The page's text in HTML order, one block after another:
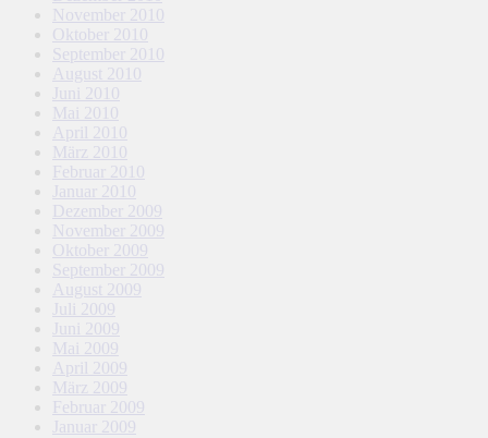
November 2010
Oktober 2010
September 2010
August 2010
Juni 2010
Mai 2010
April 2010
März 2010
Februar 2010
Januar 2010
Dezember 2009
November 2009
Oktober 2009
September 2009
August 2009
Juli 2009
Juni 2009
Mai 2009
April 2009
März 2009
Februar 2009
Januar 2009